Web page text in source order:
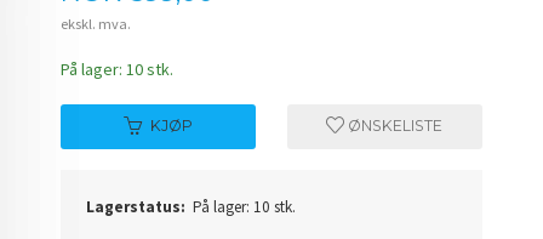
ekskl. mva.
På lager: 10 stk.
KJØP ØNSKELISTE
Lagerstatus: På lager: 10 stk.